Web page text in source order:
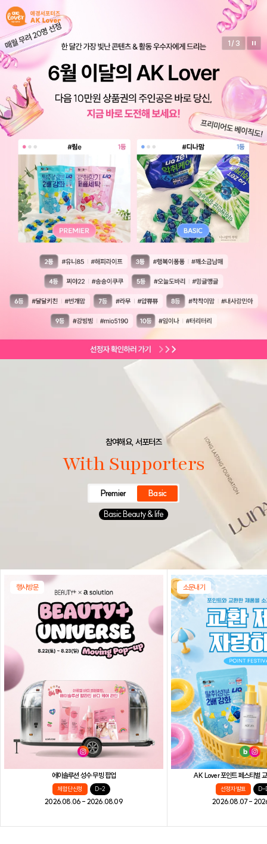
2 / 3
참여해요, 서포터즈
With Supporters
Premier
Basic
Basic Beauty & life
행사방문
에이솔루션 성수 무빙 팝업
체험단 신청 D-2
2026.08.06 - 2026.08.09
소문내기
AK Lover 포인트 페스티벌
선정자 발표 D-
2026.08.07 -